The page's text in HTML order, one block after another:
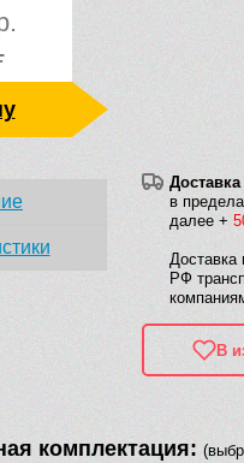
в
далее +
Доставка
РФ
В
комплектация: